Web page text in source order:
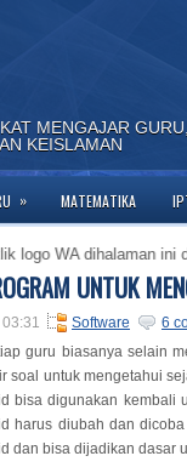
MENGAJAR
KEISLAMAN
» MATEMATIKA
dihalaman ini
UNTUK
03:31 Software
6
guru biasanya selain
soal untuk mengetahui
bisa digunakan kembali
harus diubah dan
dan bisa dijadikan dasar